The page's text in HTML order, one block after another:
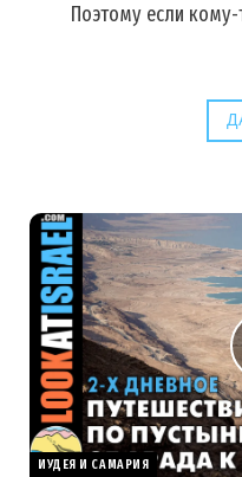
Поэтому если
ИУДЕЯ И САМАРИЯ